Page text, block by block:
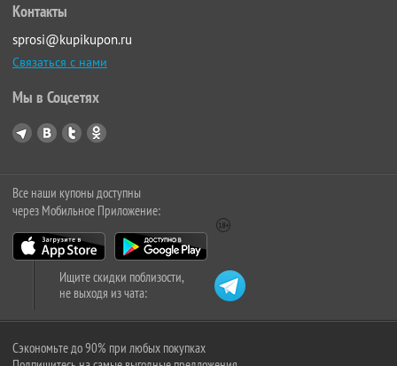
Контакты
sprosi@kupikupon.ru
Связаться с нами
Мы в Соцсетях
Все наши купоны доступны
через Мобильное Приложение:
Ищите скидки поблизости,
не выходя из чата:
Сэкономьте до 90% при любых покупках